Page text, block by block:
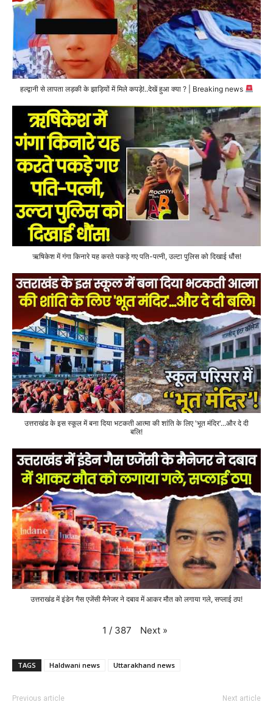
हल्द्वानी से लापता लड़की के झाड़ियों में मिले कपड़े!..देखें हुआ क्या ? | Breaking news
ऋषिकेश में गंगा किनारे यह करते पकड़े गए पति-पत्नी, उल्टा पुलिस को दिखाई धौंस!
उत्तराखंड के इस स्कूल में बना दिया भटकती आत्मा की शांति के लिए 'भूत मंदिर'...और दे दी
बलि!
उत्तराखंड में इंडेन गैस एजेंसी मैनेजर ने दबाव में आकर मौत को लगाया गले, सप्लाई ठप!
1 / 387 Next »
TAGS Haldwani news Uttarakhand news
Previous article Next article